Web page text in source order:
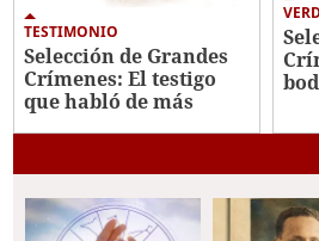
TESTIMONIO
Selección de Grandes
Crímenes: El testigo
que habló de más